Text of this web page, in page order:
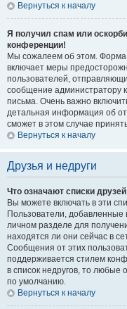
Вернуться к началу
Я получил спам или
конференции!
Мы сожалеем об этом.
включает меры
пользователей,
сообщение администратору
письма. Очень важно
детальная информация об
сможет в этом случае
Вернуться к началу
Друзья и недруги
Что означают списки
Вы можете включать в эти
Пользователи, добавленные
личном разделе для
находятся ли они сейчас в
Сообщения от этих
поддерживается стилем
в список недругов, то
по умолчанию.
Вернуться к началу